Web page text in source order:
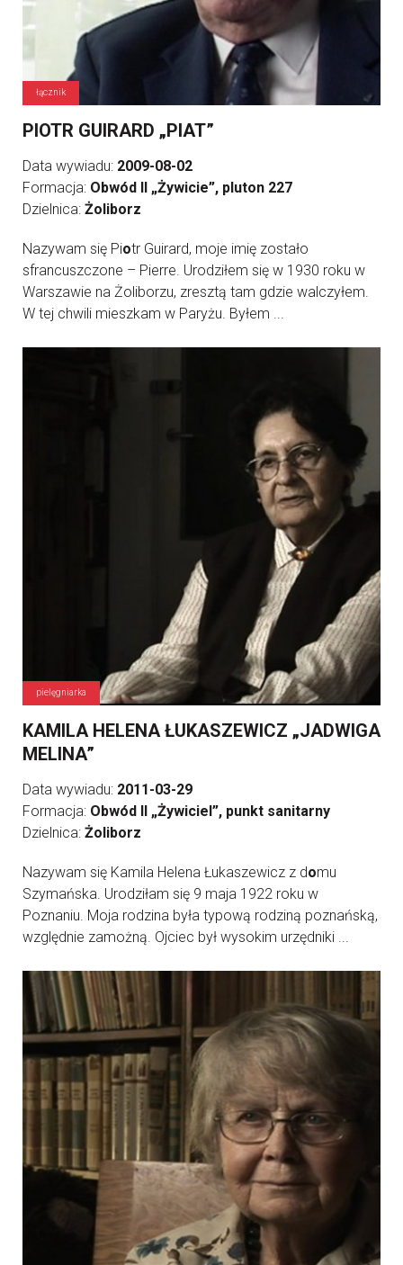
łącznik
PIOTR GUIRARD „PIAT”
Data wywiadu: 2009-08-02
Formacja: Obwód II „Żywicie”, pluton 227
Dzielnica: Żoliborz
Nazywam się Piotr Guirard, moje imię zostało
sfrancuszczone – Pierre. Urodziłem się w 1930 roku w
Warszawie na Żoliborzu, zresztą tam gdzie walczyłem.
W tej chwili mieszkam w Paryżu. Byłem ...
pielęgniarka
KAMILA HELENA ŁUKASZEWICZ „JADWIGA
MELINA”
Data wywiadu: 2011-03-29
Formacja: Obwód II „Żywiciel”, punkt sanitarny
Dzielnica: Żoliborz
Nazywam się Kamila Helena Łukaszewicz z domu
Szymańska. Urodziłam się 9 maja 1922 roku w
Poznaniu. Moja rodzina była typową rodziną poznańską,
względnie zamożną. Ojciec był wysokim urzędniki ...